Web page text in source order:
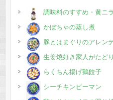
調味料のすすめ・黄ニ
かぼちゃの蒸し煮
豚とはまぐりのアレン
生姜焼好き家人がたど
らくちん揚げ鶏餃子
シーチキンピーマン